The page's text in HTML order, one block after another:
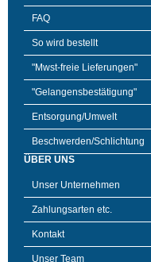
FAQ
So wird bestellt
"Mwst-freie Lieferungen"
"Gelangensbestätigung"
Entsorgung/Umwelt
Beschwerden/Schlichtung
ÜBER UNS
Unser Unternehmen
Zahlungsarten etc.
Kontakt
Unser Team